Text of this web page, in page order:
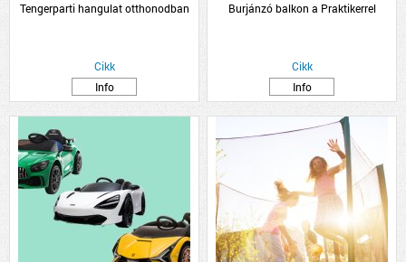
Tengerparti hangulat otthonodban
Cikk
Info
Burjánzó balkon a Praktikerrel
Cikk
Info